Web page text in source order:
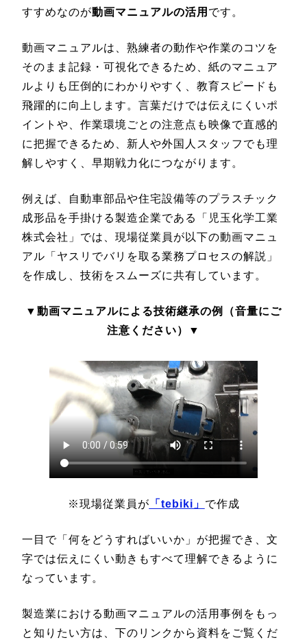
すすめなのが動画マニュアルの活用 です。
動画マニュアルは、熟練者の動作や作業のコツを
そのまま記録・可視化できるため、紙のマニュア
ルよりも圧倒的にわかりやすく、教育スピードも
飛躍的に向上します。言葉だけでは伝えにくいポ
イントや、作業環境ごとの注意点も映像で直感的
に把握できるため、新人や外国人スタッフでも理
解しやすく、早期戦力化につながります。
例えば、自動車部品や住宅設備等のプラスチック
成形品を手掛ける製造企業である「児玉化学工業
株式会社」では、現場従業員が以下の動画マニュ
アル「ヤスリでバリを取る業務プロセスの解説」
を作成し、技術をスムーズに共有しています。
▼動画マニュアルによる技術継承の例（音量にご
注意ください）▼
※現場従業員が 「tebiki」 で作成
一目で「何をどうすればいいか」が把握でき、文
字では伝えにくい動きもすべて理解できるように
なっています。
製造業における動画マニュアルの活用事例をもっ
と知りたい方は、下のリンクから資料をご覧くだ